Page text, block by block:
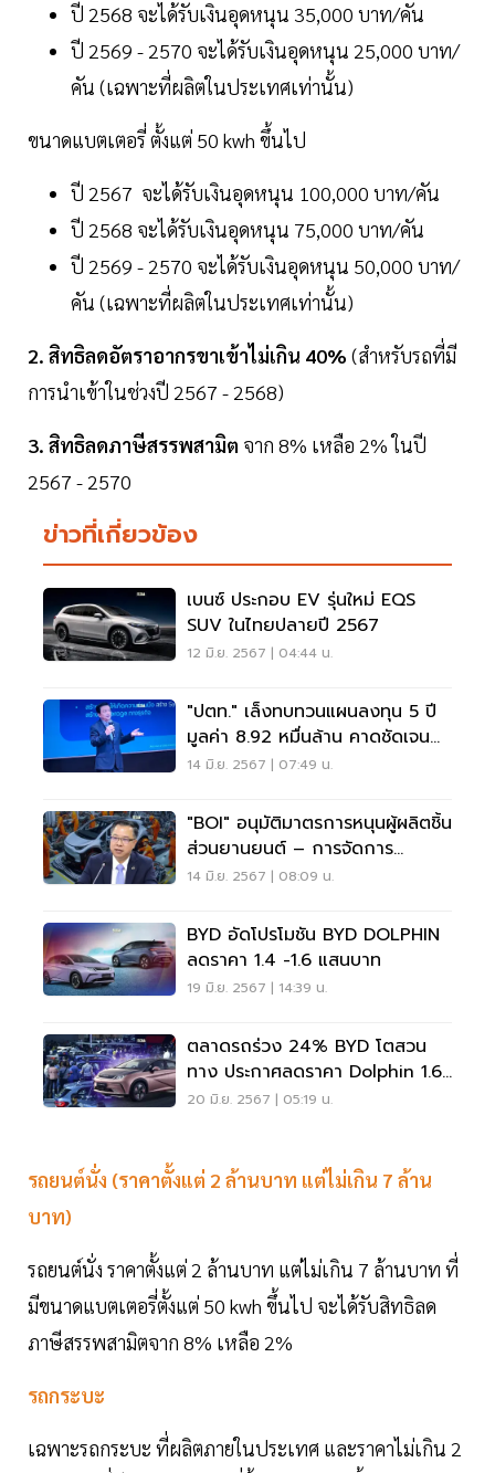
ปี 2568 จะได้รับเงินอุดหนุน 35,000 บาท/คัน
ปี 2569 - 2570 จะได้รับเงินอุดหนุน 25,000 บาท/
คัน (เฉพาะที่ผลิตในประเทศเท่านั้น)
ขนาดแบตเตอรี่ ตั้งแต่ 50 kwh ขึ้นไป
ปี 2567 จะได้รับเงินอุดหนุน 100,000 บาท/คัน
ปี 2568 จะได้รับเงินอุดหนุน 75,000 บาท/คัน
ปี 2569 - 2570 จะได้รับเงินอุดหนุน 50,000 บาท/
คัน (เฉพาะที่ผลิตในประเทศเท่านั้น)
2. สิทธิลดอัตราอากรขาเข้าไม่เกิน 40% (สำหรับรถที่มี
การนำเข้าในช่วงปี 2567 - 2568)
3. สิทธิลดภาษีสรรพสามิต จาก 8% เหลือ 2% ในปี
2567 - 2570
ข่าวที่เกี่ยวข้อง
เบนซ์ ประกอบ EV รุ่นใหม่ EQS
SUV ในไทยปลายปี 2567
12 มิ.ย. 2567 | 04:44 น.
"ปตท." เล็งทบทวนแผนลงทุน 5 ปี
มูลค่า 8.92 หมื่นล้าน คาดชัดเจน
ก.ย.-ต.ค. 67
14 มิ.ย. 2567 | 07:49 น.
"BOI" อนุมัติมาตรการหนุนผู้ผลิตชิ้น
ส่วนยานยนต์ – การจัดการ
แบตเตอรี่
14 มิ.ย. 2567 | 08:09 น.
BYD อัดโปรโมชัน BYD DOLPHIN
ลดราคา 1.4 -1.6 แสนบาท
19 มิ.ย. 2567 | 14:39 น.
ตลาดรถร่วง 24% BYD โตสวน
ทาง ประกาศลดราคา Dolphin 1.6
แสนบาท ก่อน CKD
20 มิ.ย. 2567 | 05:19 น.
รถยนต์นั่ง (ราคาตั้งแต่ 2 ล้านบาท แต่ไม่เกิน 7 ล้าน
บาท)
รถยนต์นั่ง ราคาตั้งแต่ 2 ล้านบาท แต่ไม่เกิน 7 ล้านบาท ที่
มีขนาดแบตเตอรี่ตั้งแต่ 50 kwh ขึ้นไป จะได้รับสิทธิลด
ภาษีสรรพสามิตจาก 8% เหลือ 2%
รถกระบะ
เฉพาะรถกระบะ ที่ผลิตภายในประเทศ และราคาไม่เกิน 2